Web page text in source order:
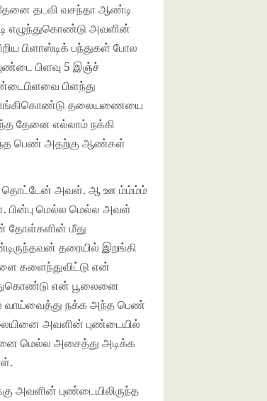
தடவி வசந்தா ஆண்டி
எழுந்துகொண்டு அவளின்
பிளாஸ்டிக் பந்துகள் போல
பிளவு 5 இஞ்ச்
பிளந்து
வாங்கிகொண்டு தலையணையை
தேனை எல்லாம் நக்கி
அந்த பெண் அதற்கு ஆண்கள்
தொட்டேன் அவள். ஆ ஊ ம்ம்ம்ம்
பின்பு மெல்ல மெல்ல அவள்
தோள்களின் மீது
தரையில் இறங்கி
களைந்துவிட்டு என்
என் பூலைனை
வாய்வைத்து நக்க அந்த பெண்
அவளின் புண்டையில்
மெல்ல அசைத்து அடிக்க
அவளின் புண்டையிலிருந்த